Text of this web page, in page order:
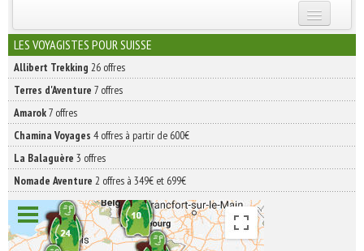
INSCRIVEZ-VOUS | ABONNEZ-VOUS
LES VOYAGISTES POUR SUISSE
Allibert Trekking 26 offres
Terres d'Aventure 7 offres
Amarok7 offres
Chamina Voyages 4 offres à partir de 600€
La Balaguère 3 offres
Nomade Aventure 2 offres à 349€ et 699€